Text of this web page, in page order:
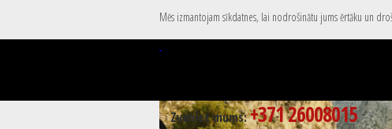
Mēs izmantojam sīkdatnes, lai nodrošinātu jums ērtāku un
Zvaniet mums:+371 26008015